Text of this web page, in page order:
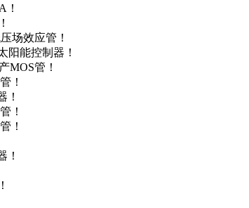
！
场效应管！
阳能控制器！
MOS管！
！
！
！
！
！